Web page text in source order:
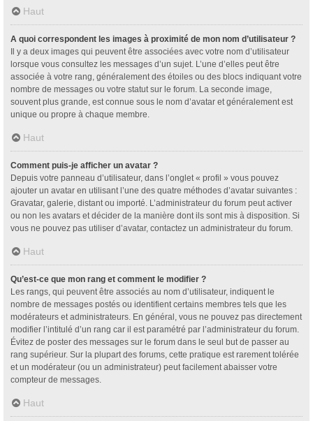
Haut
A quoi correspondent les images à proximité de mon nom d’utilisateur ?
Il y a deux images qui peuvent être associées avec votre nom d’utilisateur
lorsque vous consultez les messages d’un sujet. L’une d’elles peut être
associée à votre rang, généralement des étoiles ou des blocs indiquant votre
nombre de messages ou votre statut sur le forum. La seconde image,
souvent plus grande, est connue sous le nom d’avatar et généralement est
unique ou propre à chaque membre.
Haut
Comment puis-je afficher un avatar ?
Depuis votre panneau d’utilisateur, dans l’onglet « profil » vous pouvez
ajouter un avatar en utilisant l’une des quatre méthodes d’avatar suivantes :
Gravatar, galerie, distant ou importé. L’administrateur du forum peut activer
ou non les avatars et décider de la manière dont ils sont mis à disposition. Si
vous ne pouvez pas utiliser d’avatar, contactez un administrateur du forum.
Haut
Qu’est-ce que mon rang et comment le modifier ?
Les rangs, qui peuvent être associés au nom d’utilisateur, indiquent le
nombre de messages postés ou identifient certains membres tels que les
modérateurs et administrateurs. En général, vous ne pouvez pas directement
modifier l’intitulé d’un rang car il est paramétré par l’administrateur du forum.
Évitez de poster des messages sur le forum dans le seul but de passer au
rang supérieur. Sur la plupart des forums, cette pratique est rarement tolérée
et un modérateur (ou un administrateur) peut facilement abaisser votre
compteur de messages.
Haut